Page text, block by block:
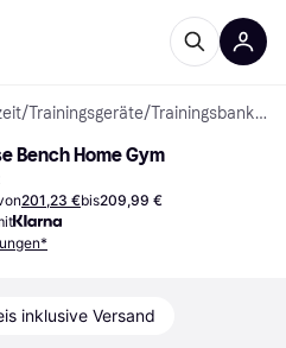
/Trainingsgeräte/ Trainingsbank-Sets
Bench Home Gym
201,23 €bis209,99 €
inklusive Versand